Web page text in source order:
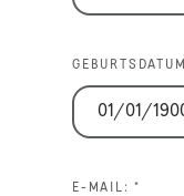
GEBURTSDATUM
E-MAIL: *